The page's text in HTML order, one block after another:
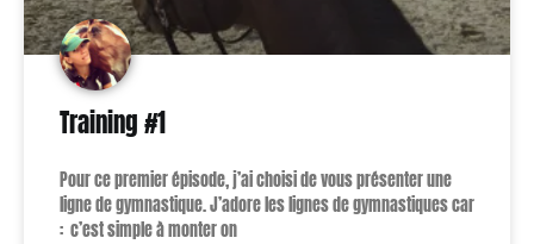
Training #1
Pour ce premier épisode, j’ai choisi de vous présenter une
ligne de gymnastique. J’adore les lignes de gymnastiques car
: c’est simple à monter on